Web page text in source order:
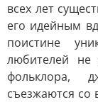
всех лет
его идейным
поистине
любителей не
фольклора,
съезжаются со